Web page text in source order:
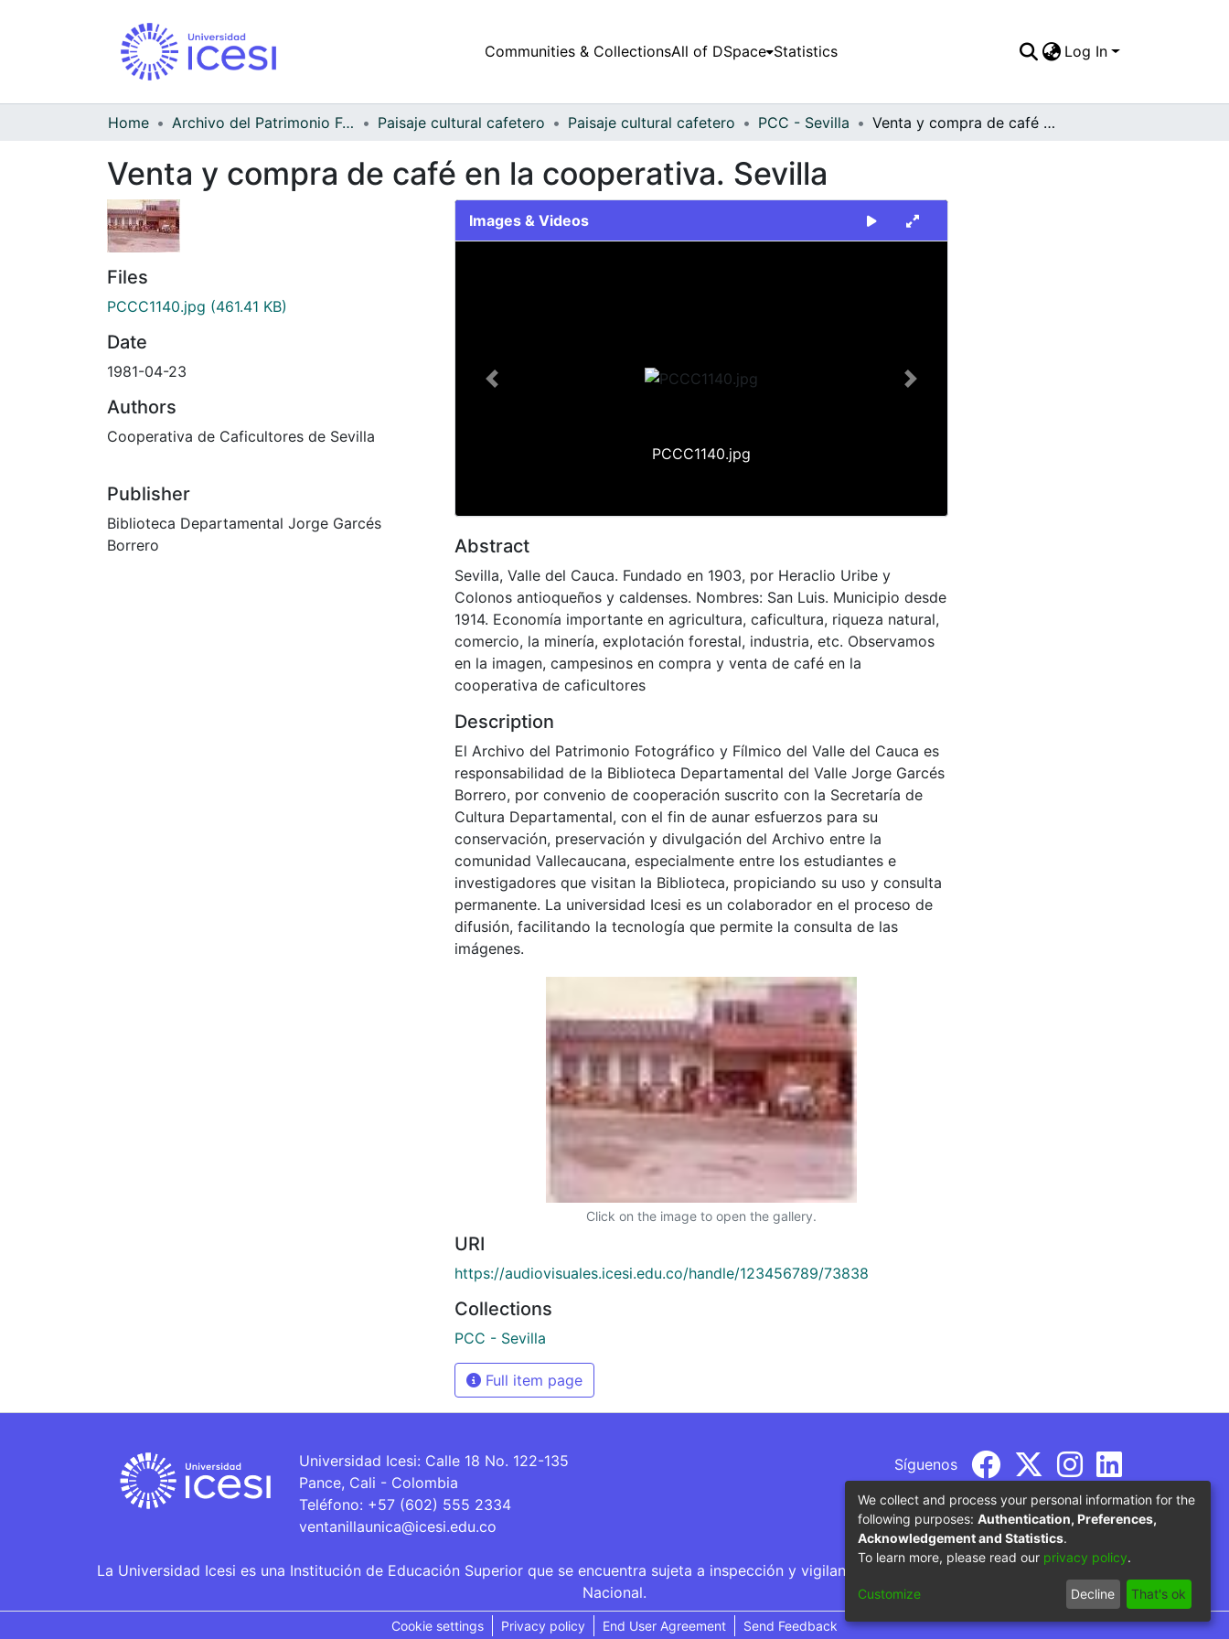
Communities & CollectionsAll of DSpace Statistics Log In
Home Archivo del Patrimonio Fotográfico y Fílmico del Valle del Cauca Paisaje cultural cafetero Paisaje cultural cafetero PCC - Sevilla Venta y compra de café en la cooperativa. Sevilla
Venta y compra de café en la cooperativa. Sevilla
Files
PCCC1140.jpg (461.41 KB)
Date
1981-04-23
Authors
Cooperativa de Caficultores de Sevilla
Publisher
Biblioteca Departamental Jorge Garcés
Borrero
Images & Videos
PCCC1140.jpg
Previous Next
Abstract
Sevilla, Valle del Cauca. Fundado en 1903, por Heraclio Uribe y
Colonos antioqueños y caldenses. Nombres: San Luis. Municipio desde
1914. Economía importante en agricultura, caficultura, riqueza natural,
comercio, la minería, explotación forestal, industria, etc. Observamos
en la imagen, campesinos en compra y venta de café en la
cooperativa de caficultores
Description
El Archivo del Patrimonio Fotográfico y Fílmico del Valle del Cauca es
responsabilidad de la Biblioteca Departamental del Valle Jorge Garcés
Borrero, por convenio de cooperación suscrito con la Secretaría de
Cultura Departamental, con el fin de aunar esfuerzos para su
conservación, preservación y divulgación del Archivo entre la
comunidad Vallecaucana, especialmente entre los estudiantes e
investigadores que visitan la Biblioteca, propiciando su uso y consulta
permanente. La universidad Icesi es un colaborador en el proceso de
difusión, facilitando la tecnología que permite la consulta de las
imágenes.
Click on the image to open the gallery.
URI
https://audiovisuales.icesi.edu.co/handle/123456789/73838
Collections
PCC - Sevilla
Full item page
Universidad Icesi: Calle 18 No. 122-135
Pance, Cali - Colombia
Teléfono: +57 (602) 555 2334
ventanillaunica@icesi.edu.co
Síguenos
La Universidad Icesi es una Institución de Educación Superior que se encuentra sujeta a inspección y vigilancia por parte del Ministerio de Educación
Nacional.
Cookie settings Privacy policy End User Agreement Send Feedback
We collect and process your personal information for the
following purposes: Authentication, Preferences,
Acknowledgement and Statistics.
To learn more, please read our privacy policy.
Customize Decline That's ok